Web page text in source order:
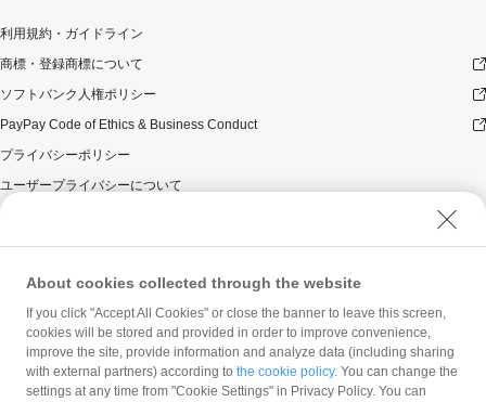
利用規約・ガイドライン
商標・登録商標について
ソフトバンク人権ポリシー
PayPay Code of Ethics & Business Conduct
プライバシーポリシー
ユーザープライバシーについて
ウェブサイト利用規約
反社会的勢力に対する方針
勧誘方針
マネロン等基本方針
カスタマーハラスメントに関する当社の考え方
About cookies collected through the website
If you click "Accept All Cookies" or close the banner to leave this screen,
cookies will be stored and provided in order to improve convenience,
improve the site, provide information and analyze data (including sharing
with external partners) according to the cookie policy. You can change the
settings at any time from "Cookie Settings" in Privacy Policy. You can